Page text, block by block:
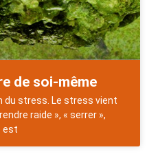
de soi-même
du stress. Le stress vient
raide », « serrer »,
est